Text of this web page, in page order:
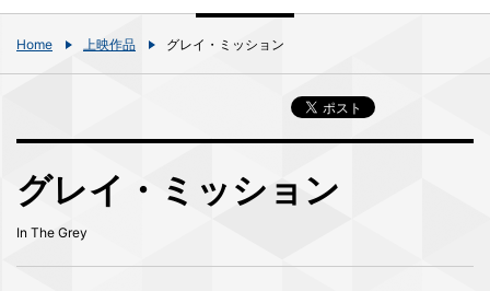
Home 上映作品 グレイ・ミッション
グレイ・ミッション
In The Grey